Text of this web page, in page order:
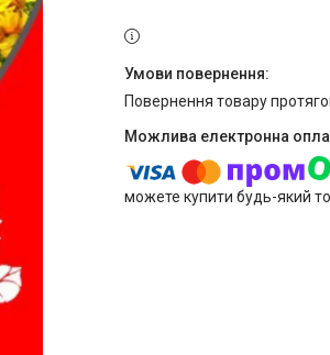
повернення товару
можете купити будь-який